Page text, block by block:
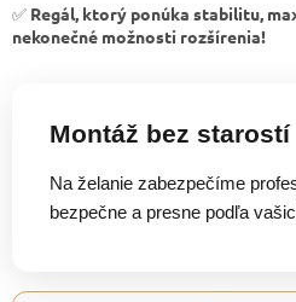
✅ Regál, ktorý ponúka stabilitu,
nekonečné možnosti rozšírenia!
Montáž bez starostí
Na želanie zabezpečíme
bezpečne a presne podľa